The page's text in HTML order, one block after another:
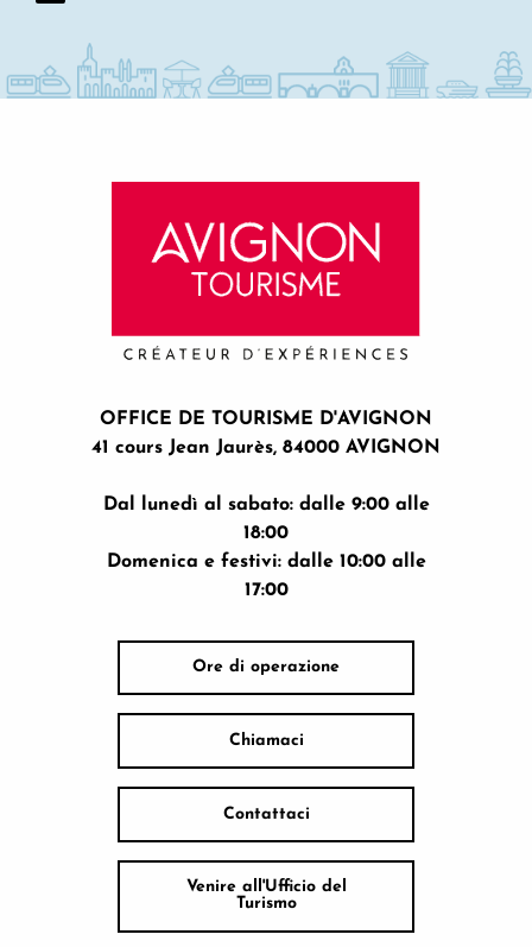
OFFICE DE TOURISME D'AVIGNON
41 cours Jean Jaurès, 84000 AVIGNON
Dal lunedì al sabato: dalle 9:00 alle
18:00
Domenica e festivi: dalle 10:00 alle
17:00
Ore di operazione
Chiamaci
Contattaci
Venire all'Ufficio del
Turismo